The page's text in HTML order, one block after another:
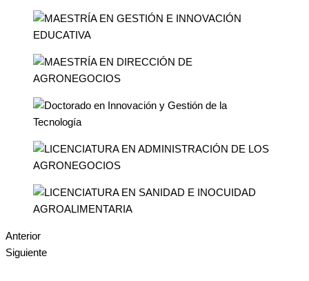
Anterior
Siguiente